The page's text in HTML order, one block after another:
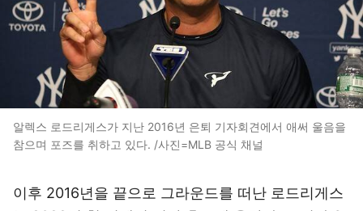
알렉스 로드리게스가 지난 2016년 은퇴 기자회견에서 애써 울음을
참으며 포즈를 취하고 있다. /사진=MLB 공식 채널
이후 2016년을 끝으로 그라운드를 떠난 로드리게스